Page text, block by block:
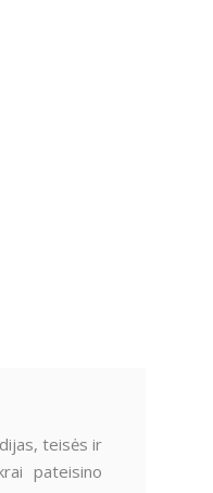
teisės ir
pateisino